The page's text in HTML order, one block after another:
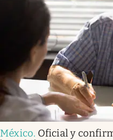
México. Oficial y